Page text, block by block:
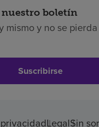
nuestro boletín
mismo y no se
Suscribirse
LegalSin